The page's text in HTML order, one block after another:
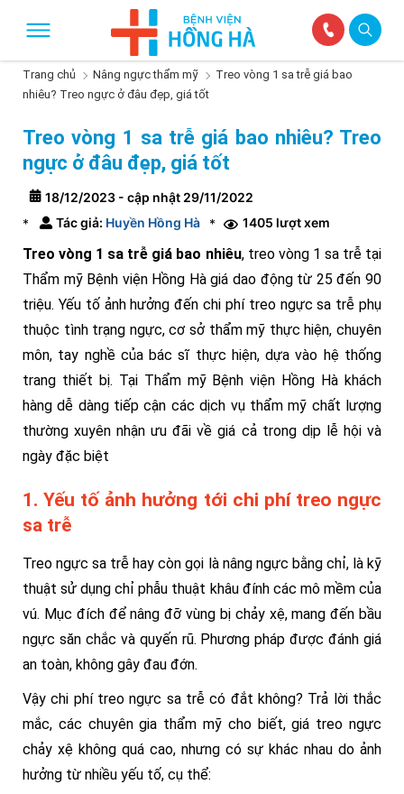
Trang chủ Nâng ngực thẩm mỹ
Treo vòng 1 sa trễ giá bao
nhiêu? Treo ngực ở đâu đẹp, giá tốt
Treo vòng 1 sa trễ giá bao nhiêu? Treo
ngực ở đâu đẹp, giá tốt
18/12/2023 - cập nhật 29/11/2022
*
Tác giả: Huyền Hồng Hà * 1405 lượt xem
Treo vòng 1 sa trễ giá bao nhiêu, treo vòng 1 sa trễ tại
Thẩm mỹ Bệnh viện Hồng Hà giá dao động từ 25 đến 90
triệu. Yếu tố ảnh hưởng đến chi phí treo ngực sa trễ phụ
thuộc tình trạng ngực, cơ sở thẩm mỹ thực hiện, chuyên
môn, tay nghề của bác sĩ thực hiện, dựa vào hệ thống
trang thiết bị. Tại Thẩm mỹ Bệnh viện Hồng Hà khách
hàng dễ dàng tiếp cận các dịch vụ thẩm mỹ chất lượng
thường xuyên nhận ưu đãi về giá cả trong dịp lễ hội và
ngày đặc biệt
1. Yếu tố ảnh hưởng tới chi phí treo ngực
sa trễ
Treo ngực sa trễ hay còn gọi là nâng ngực bằng chỉ, là kỹ
thuật sử dụng chỉ phẫu thuật khâu đính các mô mềm của
vú. Mục đích để nâng đỡ vùng bị chảy xệ, mang đến bầu
ngực săn chắc và quyến rũ. Phương pháp được đánh giá
an toàn, không gây đau đớn.
Vậy chi phí treo ngực sa trễ có đắt không? Trả lời thắc
mắc, các chuyên gia thẩm mỹ cho biết, giá treo ngực
chảy xệ không quá cao, nhưng có sự khác nhau do ảnh
hưởng từ nhiều yếu tố, cụ thể: